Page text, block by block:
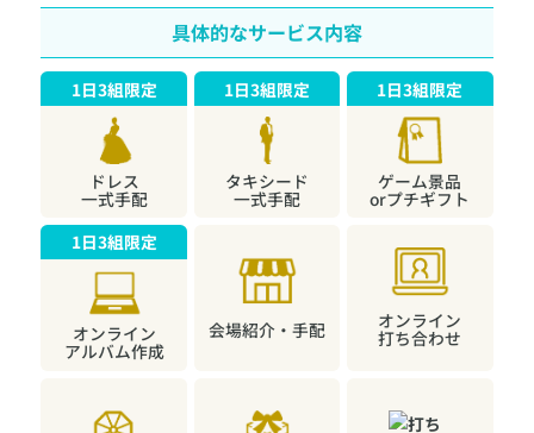
会費収入
470,000円
当日支払
420,000
+50,000
などに充てて二次会を盛り上げましょう！
具体的なサービス内容
1日3組限定
ドレス
一式手配
1日3組限定
タキシード
一式手配
1日3組限定
ゲーム景品
orプチギフト
1日3組限定
オンライン
アルバム作成
会場紹介・手配 オンライン
打ち合わせ